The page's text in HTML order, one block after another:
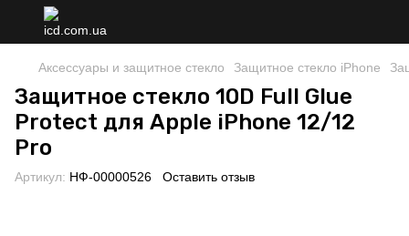
Аксессуары и защитное стекло Защитное стекло iPhone
Защитное стекло 10D Full Glue
Protect для Apple iPhone 12/12
Pro
Артикул: НФ-00000526 Оставить отзыв